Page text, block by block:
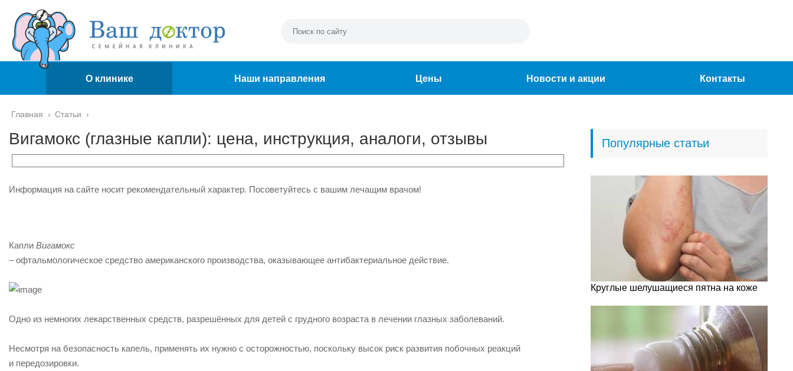
О клинике Наши направления Цены Новости и акции Контакты
Главная › Статьи ›
Вигамокс (глазные капли): цена, инструкция, аналоги, отзывы
Информация на сайте носит рекомендательный характер. Посоветуйтесь с вашим лечащим врачом!
Капли Вигамокс
– офтальмологическое средство американского производства, оказывающее антибактериальное действие.
Одно из немногих лекарственных средств, разрешённых для детей с грудного возраста в лечении глазных заболеваний.
Несмотря на безопасность капель, применять их нужно с осторожностью, поскольку высок риск развития побочных реакций
и передозировки.
Популярные статьи
Круглые шелушащиеся пятна на коже